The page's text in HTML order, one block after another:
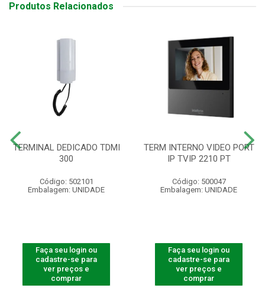
Produtos Relacionados
TERMINAL DEDICADO TDMI
300
Código: 502101
Embalagem: UNIDADE
Faça seu login ou
cadastre-se para
ver preços e
comprar
TERM INTERNO VIDEO PORT
IP TVIP 2210 PT
Código: 500047
Embalagem: UNIDADE
Faça seu login ou
cadastre-se para
ver preços e
comprar